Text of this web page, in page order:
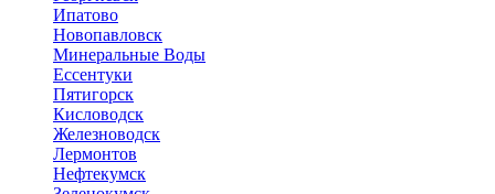
Ипатово
Новопавловск
Минеральные Воды
Ессентуки
Пятигорск
Кисловодск
Железноводск
Лермонтов
Нефтекумск